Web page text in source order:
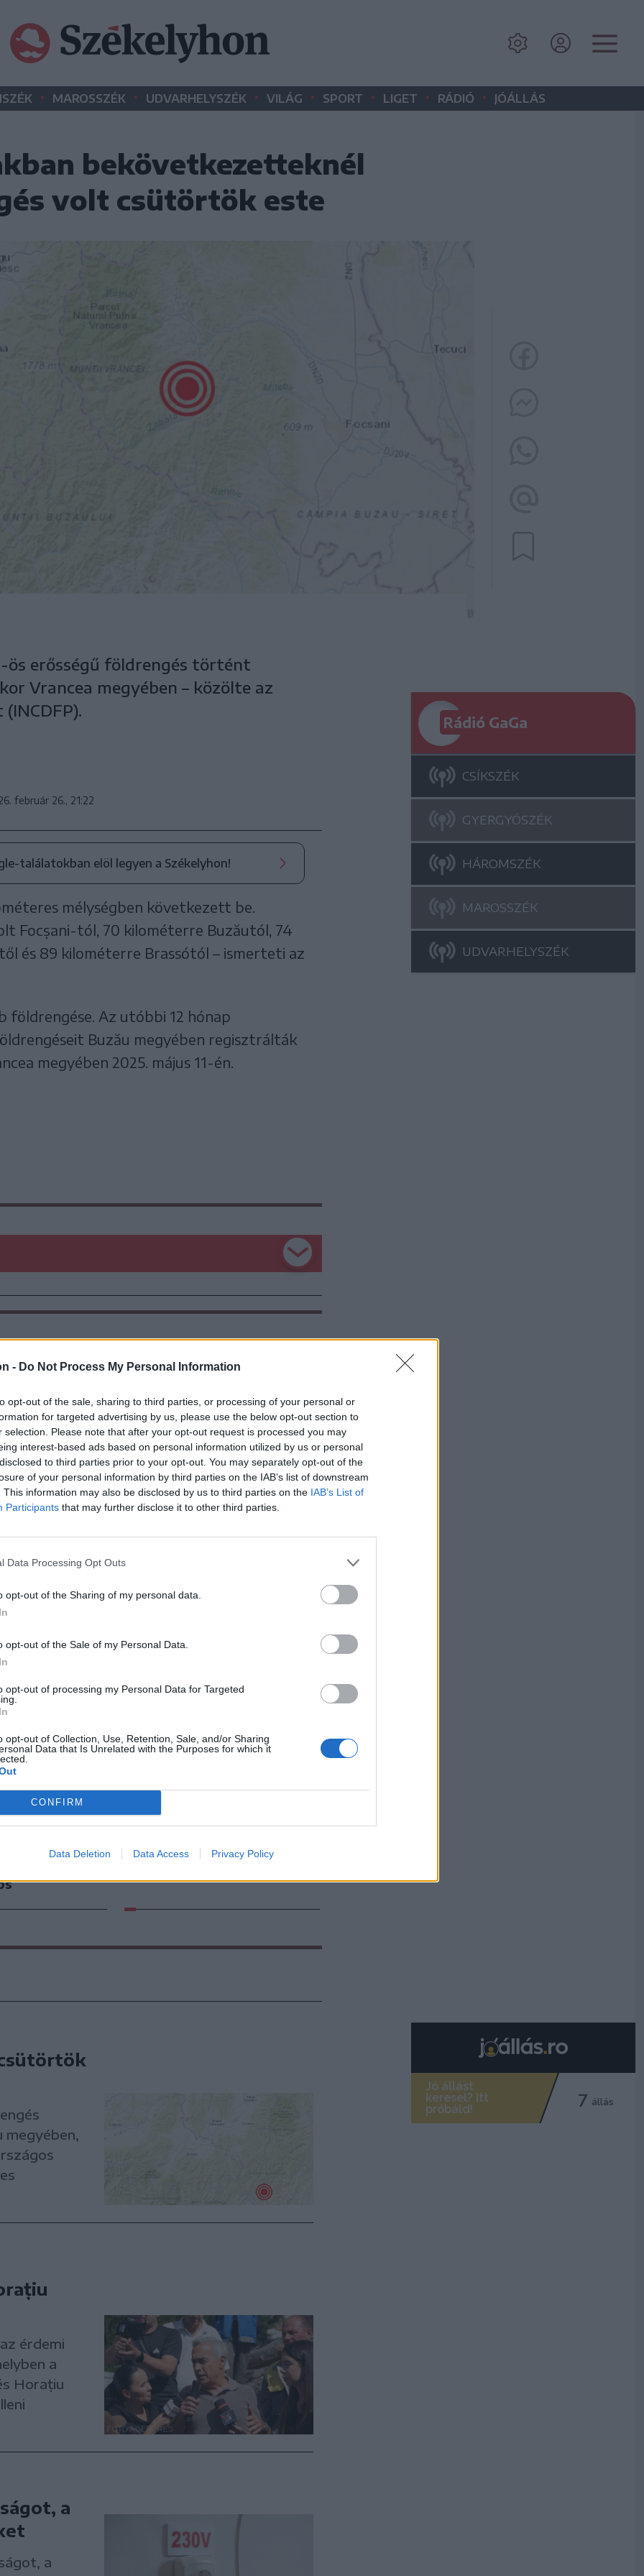
- Do Not Process My Personal Information
opt-out of the sale, sharing to third parties, or processing of your personal or
for targeted advertising by us, please use the below opt-out section to
selection. Please note that after your opt-out request is processed you may
interest-based ads based on personal information utilized by us or personal
to third parties prior to your opt-out. You may separately opt-out of the
of your personal information by third parties on the IAB’s list of downstream
This information may also be disclosed by us to third parties on the IAB’s List of
Participants that may further disclose it to other third parties.
Data Processing Opt Outs
opt-out of the Sharing of my personal data.
opt-out of the Sale of my Personal Data.
opt-out of processing my Personal Data for Targeted
opt-out of Collection, Use, Retention, Sale, and/or Sharing
Data that Is Unrelated with the Purposes for which it
CONFIRM
Data Deletion Data Access Privacy Policy
• MAROSSZÉK • UDVARHELYSZÉK • VILÁG • SPORT • LIGET • RÁDIÓ • JÓÁLLÁS
bekövetkezetteknél
volt csütörtök este
ös erősségű földrengés történt
Vrancea megyében – közölte az
február 26., 21:22
találatokban elöl legyen a Székelyhon!
mélységben következett be.
Focșani-tól, 70 kilométerre Buzăutól, 74
és 89 kilométerre Brassótól – ismerteti az
földrengése. Az utóbbi 12 hónap
Buzău megyében regisztrálták
megyében 2025. május 11-én.
Rádió GaGa
CSÍKSZÉK
GYERGYÓSZÉK
HÁROMSZÉK
MAROSSZÉK
UDVARHELYSZÉK
egy
várja
s menjünk!
érdemi
a
Horațiu
a
a